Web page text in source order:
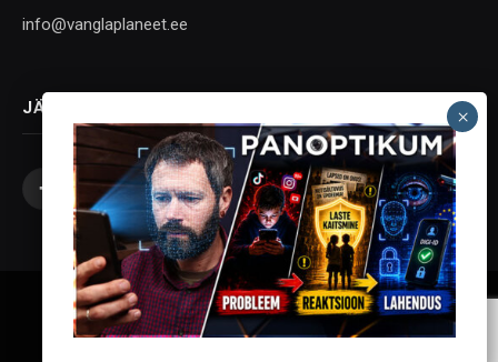
info@vanglaplaneet.ee
JÄLGI SOTSIAALMEEDIAS
Facebook
X
(Twitter)
InstagramYouTubeTelegram
Vanglaplaneet - Vastupanu Vaim